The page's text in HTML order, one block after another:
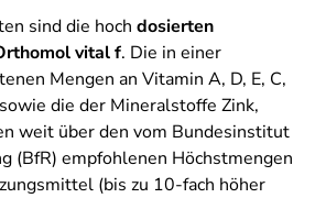
sind die hoch dosierten
vital f. Die in einer
Mengen an Vitamin A, D, E, C,
die der Mineralstoffe Zink,
weit über den vom Bundesinstitut
(BfR) empfohlenen Höchstmengen
(bis zu 10-fach höher